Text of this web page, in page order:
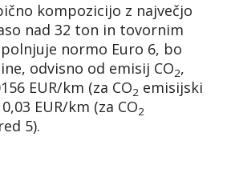
kompozicijo z največjo
nad 32 ton in tovornim
normo Euro 6, bo
odvisno od emisij CO2,
EUR/km (za CO2 emisijski
EUR/km (za CO2
5).